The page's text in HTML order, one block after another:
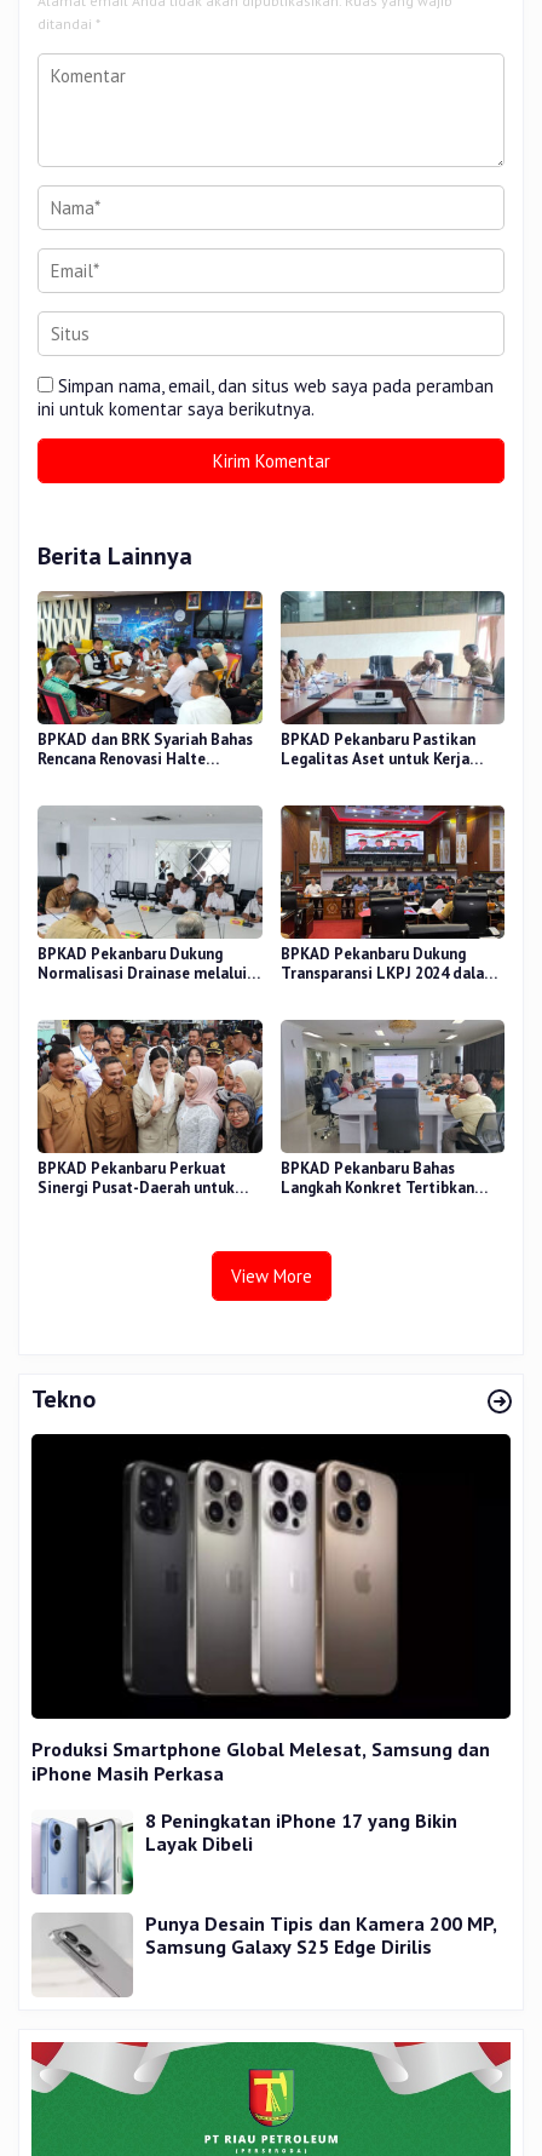
ditandai *
Simpan nama, email, dan situs web saya pada peramban
ini untuk komentar saya berikutnya.
Berita Lainnya
BPKAD dan BRK Syariah Bahas
Rencana Renovasi Halte
BPKAD Pekanbaru Pastikan
Legalitas Aset untuk Kerja
BPKAD Pekanbaru Dukung
Normalisasi Drainase melalui
BPKAD Pekanbaru Dukung
Transparansi LKPJ 2024 dalam
BPKAD Pekanbaru Perkuat
Sinergi Pusat-Daerah untuk
BPKAD Pekanbaru Bahas
Langkah Konkret Tertibkan
View More
Tekno
Produksi Smartphone Global Melesat, Samsung dan
iPhone Masih Perkasa
8 Peningkatan iPhone 17 yang Bikin
Layak Dibeli
Punya Desain Tipis dan Kamera 200 MP,
Samsung Galaxy S25 Edge Dirilis